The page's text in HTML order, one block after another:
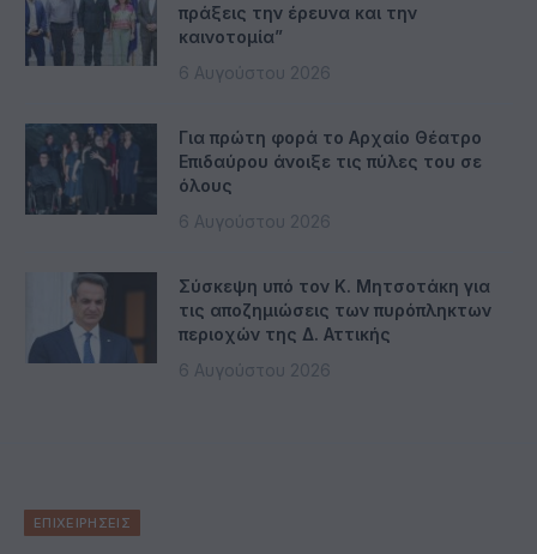
πράξεις την έρευνα και την
καινοτομία”
6 Αυγούστου 2026
Για πρώτη φορά το Αρχαίο Θέατρο
Επιδαύρου άνοιξε τις πύλες του σε
όλους
6 Αυγούστου 2026
Σύσκεψη υπό τον Κ. Μητσοτάκη για
τις αποζημιώσεις των πυρόπληκτων
περιοχών της Δ. Αττικής
6 Αυγούστου 2026
ΕΠΙΧΕΙΡΗΣΕΙΣ